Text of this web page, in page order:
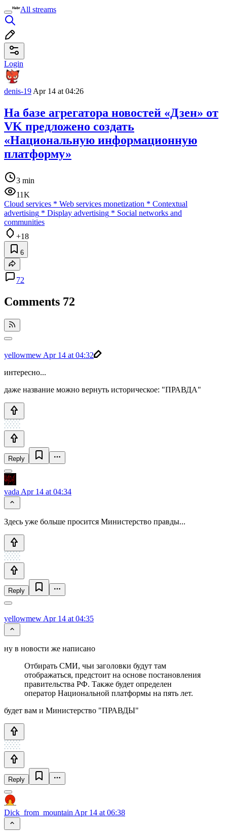
All streams
Login
denis-19 Apr 14 at 04:26
На базе агрегатора новостей «Дзен» от
VK предложено создать
«Национальную информационную
платформу»
3 min
11K
Cloud services * Web services monetization * Contextual
advertising * Display advertising * Social networks and
communities
+18
6
72
Comments 72
yellowmew Apr 14 at 04:32
интересно...
даже название можно вернуть историческое: "ПРАВДА"
Reply
vada Apr 14 at 04:34
Здесь уже больше просится Министерство правды...
Reply
yellowmew Apr 14 at 04:35
ну в новости же написано
Отбирать СМИ, чьи заголовки будут там
отображаться, предстоит на основе постановления
правительства РФ. Также будет определен
оператор Национальной платформы на пять лет.
будет вам и Министерство "ПРАВДЫ"
Reply
Dick_from_mountain Apr 14 at 06:38